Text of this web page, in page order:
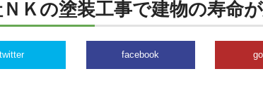
Ｋの塗装工事で建物の寿命
twitter facebook